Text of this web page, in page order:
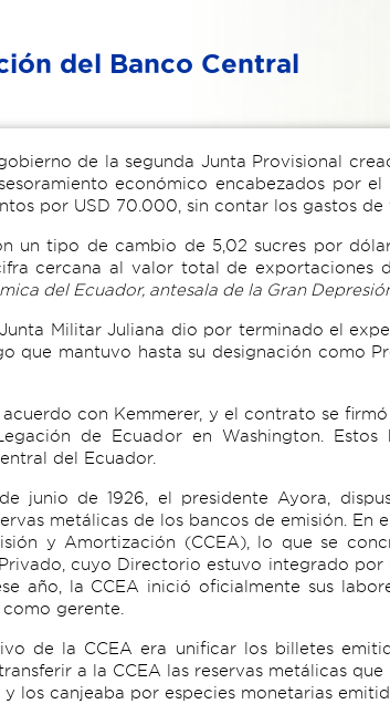
del Banco Central
de la segunda Junta Provisional
económico encabezados por el
por USD 70.000, sin contar los gastos de
un tipo de cambio de 5,02 sucres por
cercana al valor total de exportaciones
del Ecuador, antesala de la Gran
Militar Juliana dio por terminado el
que mantuvo hasta su designación como
con Kemmerer, y el contrato se
de Ecuador en Washington. Estos
del Ecuador.
junio de 1926, el presidente Ayora,
metálicas de los bancos de emisión. En
y Amortización (CCEA), lo que se
cuyo Directorio estuvo integrado
año, la CCEA inició oficialmente sus
gerente.
de la CCEA era unificar los billetes
a la CCEA las reservas metálicas
los canjeaba por especies monetarias